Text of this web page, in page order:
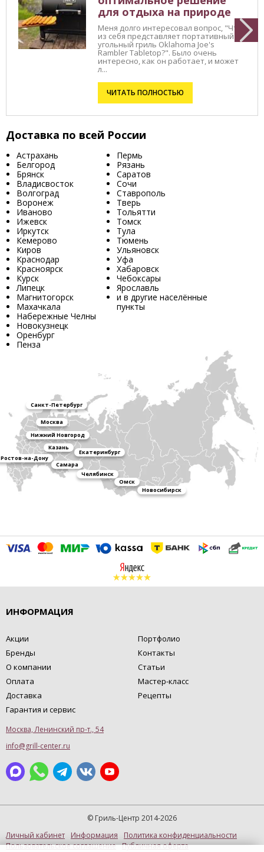
для отдыха на природе
Меня долго интересовал вопрос, "Что
из себя представляет портативный
угольный гриль Oklahoma Joe's
Rambler Tabletop?". Было очень
интересно, как он работает, и может
л...
ЧИТАТЬ ПОЛНОСТЬЮ
Доставка по всей России
Астрахань
Белгород
Брянск
Владисвосток
Волгоград
Воронеж
Иваново
Ижевск
Иркутск
Кемерово
Киров
Краснодар
Красноярск
Курск
Липецк
Магнитогорск
Махачкала
Набережные Челны
Новокузнецк
Оренбург
Пенза
Пермь
Рязань
Саратов
Сочи
Ставрополь
Тверь
Тольятти
Томск
Тула
Тюмень
Ульяновск
Уфа
Хабаровск
Чебоксары
Ярославль
и в другие населённые
пункты
Санкт-Петербург
Москва
Нижний Новгород
Казань
Екатеринбург
Ростов-на-Дону
Самара
Челябинск
Омск
Новосибирск
ИНФОРМАЦИЯ
Акции
Бренды
О компании
Оплата
Доставка
Гарантия и сервис
Портфолио
Контакты
Статьи
Мастер-класс
Рецепты
Москва, Ленинский пр-т., 54
info@grill-center.ru
© Гриль-Центр 2014-2026
Личный кабинет Информация
Политика конфиденциальности
Пользовательское соглашение Публичная оферта